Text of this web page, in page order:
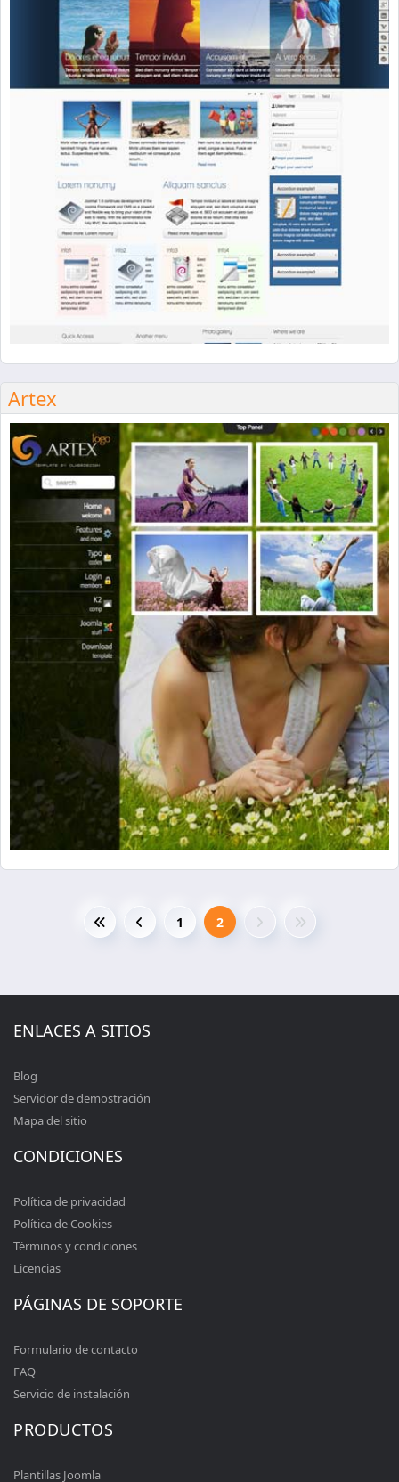
Artex
1 2
ENLACES A SITIOS
Blog
Servidor de demostración
Mapa del sitio
CONDICIONES
Política de privacidad
Política de Cookies
Términos y condiciones
Licencias
PÁGINAS DE SOPORTE
Formulario de contacto
FAQ
Servicio de instalación
PRODUCTOS
Plantillas Joomla